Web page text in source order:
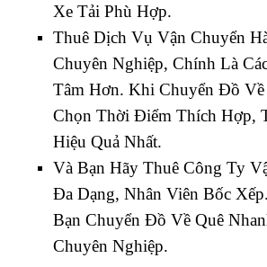
Xe Tải Phù Hợp.
Thuê Dịch Vụ Vận Chuyển
Chuyên Nghiệp, Chính Là
Tâm Hơn. Khi Chuyển Đồ Về
Chọn Thời Điểm Thích Hợp,
Hiệu Quả Nhất.
Và Bạn Hãy Thuê Công Ty
Đa Dạng, Nhân Viên Bốc
Bạn Chuyển Đồ Về Quê
Chuyên Nghiệp.